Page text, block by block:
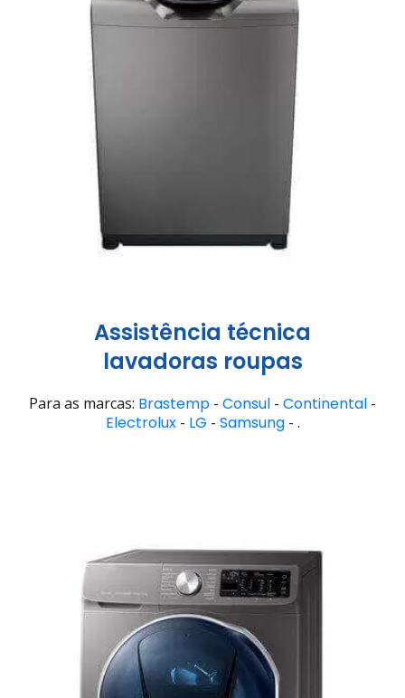
Assistência técnica
lavadoras roupas
Para as marcas: Brastemp - Consul - Continental -
Electrolux- LG - Samsung- .